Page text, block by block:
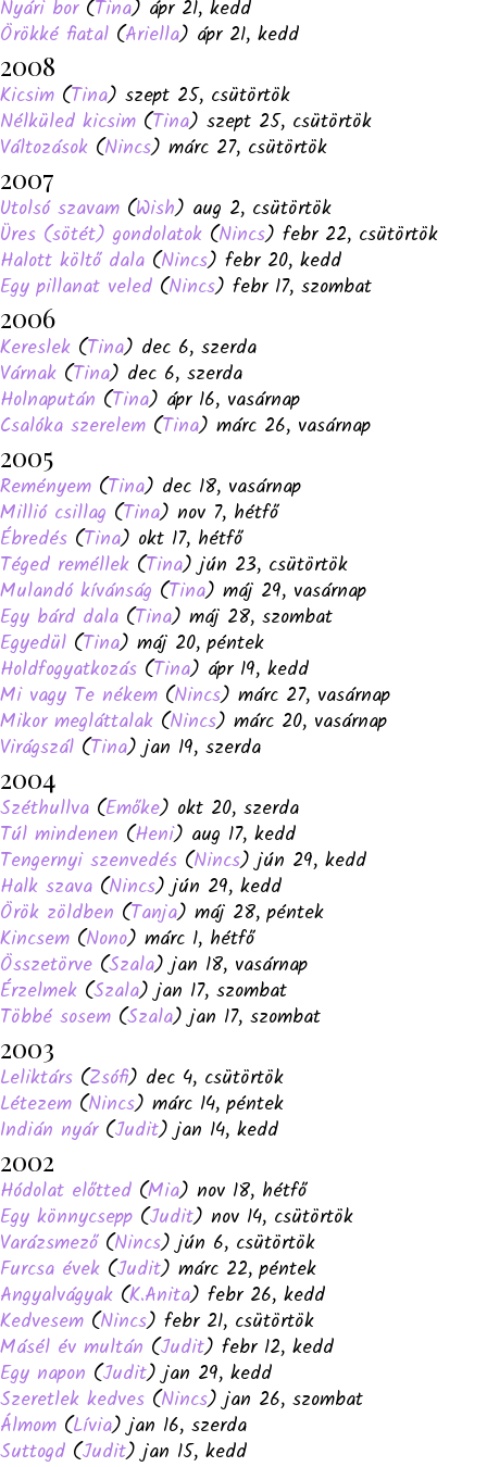
Nyári bor(Tina) ápr 21, kedd
Örökké fiatal (Ariella) ápr 21, kedd
2008
Kicsim (Tina) szept 25, csütörtök
Nélküled kicsim (Tina) szept 25, csütörtök
Változások (Nincs) márc 27, csütörtök
2007
Utolsó szavam (Wish) aug 2, csütörtök
Üres (sötét) gondolatok (Nincs) febr 22, csütörtök
Halott költő dala (Nincs) febr 20, kedd
Egy pillanat veled (Nincs) febr 17, szombat
2006
Kereslek (Tina) dec 6, szerda
Várnak (Tina) dec 6, szerda
Holnapután (Tina) ápr 16, vasárnap
Csalóka szerelem (Tina) márc 26, vasárnap
2005
Reményem (Tina) dec 18, vasárnap
Millió csillag (Tina) nov 7, hétfő
Ébredés (Tina) okt 17, hétfő
Téged reméllek (Tina) jún 23, csütörtök
Mulandó kívánság (Tina) máj 29, vasárnap
Egy bárd dala (Tina) máj 28, szombat
Egyedül (Tina) máj 20, péntek
Holdfogyatkozás (Tina) ápr 19, kedd
Mi vagy Te nékem (Nincs) márc 27, vasárnap
Mikor megláttalak (Nincs) márc 20, vasárnap
Virágszál (Tina) jan 19, szerda
2004
Széthullva (Emőke) okt 20, szerda
Túl mindenen (Heni) aug 17, kedd
Tengernyi szenvedés (Nincs) jún 29, kedd
Halk szava (Nincs) jún 29, kedd
Örök zöldben (Tanja) máj 28, péntek
Kincsem (Nono) márc 1, hétfő
Összetörve (Szala) jan 18, vasárnap
Érzelmek (Szala) jan 17, szombat
Többé sosem (Szala) jan 17, szombat
2003
Leliktárs (Zsófi) dec 4, csütörtök
Létezem (Nincs) márc 14, péntek
Indián nyár(Judit) jan 14, kedd
2002
Hódolat előtted (Mia) nov 18, hétfő
Egy könnycsepp (Judit) nov 14, csütörtök
Varázsmező(Nincs) jún 6, csütörtök
Furcsa évek (Judit) márc 22, péntek
Angyalvágyak (K.Anita) febr 26, kedd
Kedvesem (Nincs) febr 21, csütörtök
Másél év multán (Judit) febr 12, kedd
Egy napon (Judit) jan 29, kedd
Szeretlek kedves (Nincs) jan 26, szombat
Álmom (Lívia) jan 16, szerda
Suttogd (Judit) jan 15, kedd